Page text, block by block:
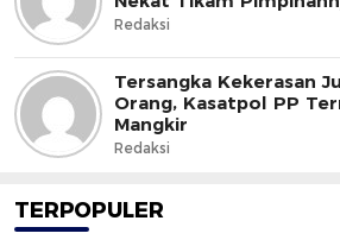
Redaksi
Tersangka Kekerasan
Orang, Kasatpol PP
Mangkir
Redaksi
TERPOPULER